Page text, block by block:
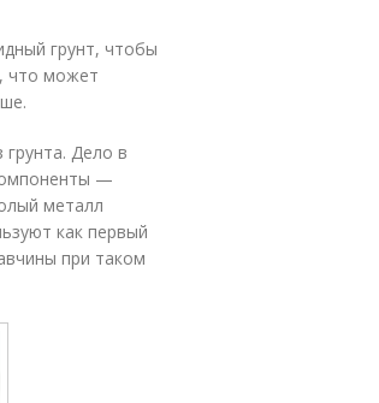
грунт, чтобы
что может
Дело в
—
металл
как первый
при таком